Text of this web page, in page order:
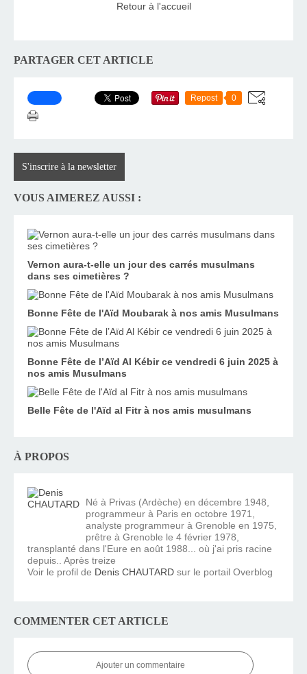
Retour à l'accueil
PARTAGER CET ARTICLE
Repost 0
S'inscrire à la newsletter
VOUS AIMEREZ AUSSI :
Vernon aura-t-elle un jour des carrés musulmans
dans ses cimetières ?
Bonne Fête de l'Aïd Moubarak à nos amis Musulmans
Bonne Fête de l’Aïd Al Kébir ce vendredi 6 juin 2025 à
nos amis Musulmans
Belle Fête de l'Aïd al Fitr à nos amis musulmans
À PROPOS
Né à Privas (Ardèche) en décembre 1948,
programmeur à Paris en octobre 1971,
analyste programmeur à Grenoble en 1975,
prêtre à Grenoble le 4 février 1978,
transplanté dans l'Eure en août 1988... où j'ai pris racine
depuis.. Après treize
Voir le profil de Denis CHAUTARD sur le portail Overblog
COMMENTER CET ARTICLE
Ajouter un commentaire